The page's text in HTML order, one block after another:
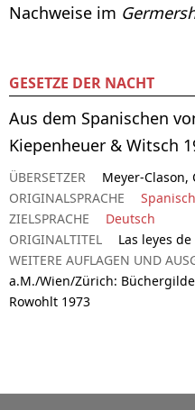
Nachweise im
GESETZE DER NACHT
Aus dem Spanischen
Kiepenheuer & Witsch
ÜBERSETZER Meyer-Clason,
ORIGINALSPRACHE
Spanisch
ZIELSPRACHE
Deutsch
ORIGINALTITEL
Las leyes
WEITERE AUFLAGEN UND
a.M./Wien/Zürich:
Rowohlt 1973